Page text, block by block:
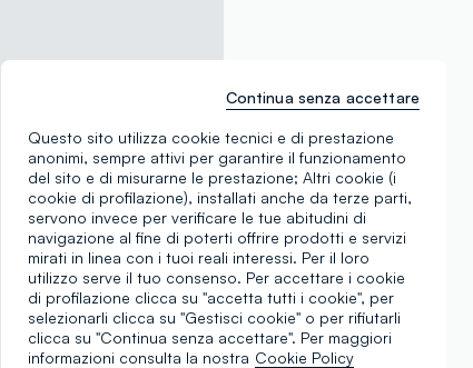
Questo sito utilizza cookie tecnici e di prestazione
anonimi, sempre attivi per garantire il funzionamento
del sito e di misurarne le prestazione; Altri cookie (i
cookie di profilazione), installati anche da terze parti,
servono invece per verificare le tue abitudini di
navigazione al fine di poterti offrire prodotti e servizi
mirati in linea con i tuoi reali interessi. Per il loro
utilizzo serve il tuo consenso. Per accettare i cookie
di profilazione clicca su "accetta tutti i cookie", per
selezionarli clicca su "Gestisci cookie" o per rifiutarli
clicca su "Continua senza accettare". Per maggiori
informazioni consulta la nostra Cookie Policy
Continua senza accettare